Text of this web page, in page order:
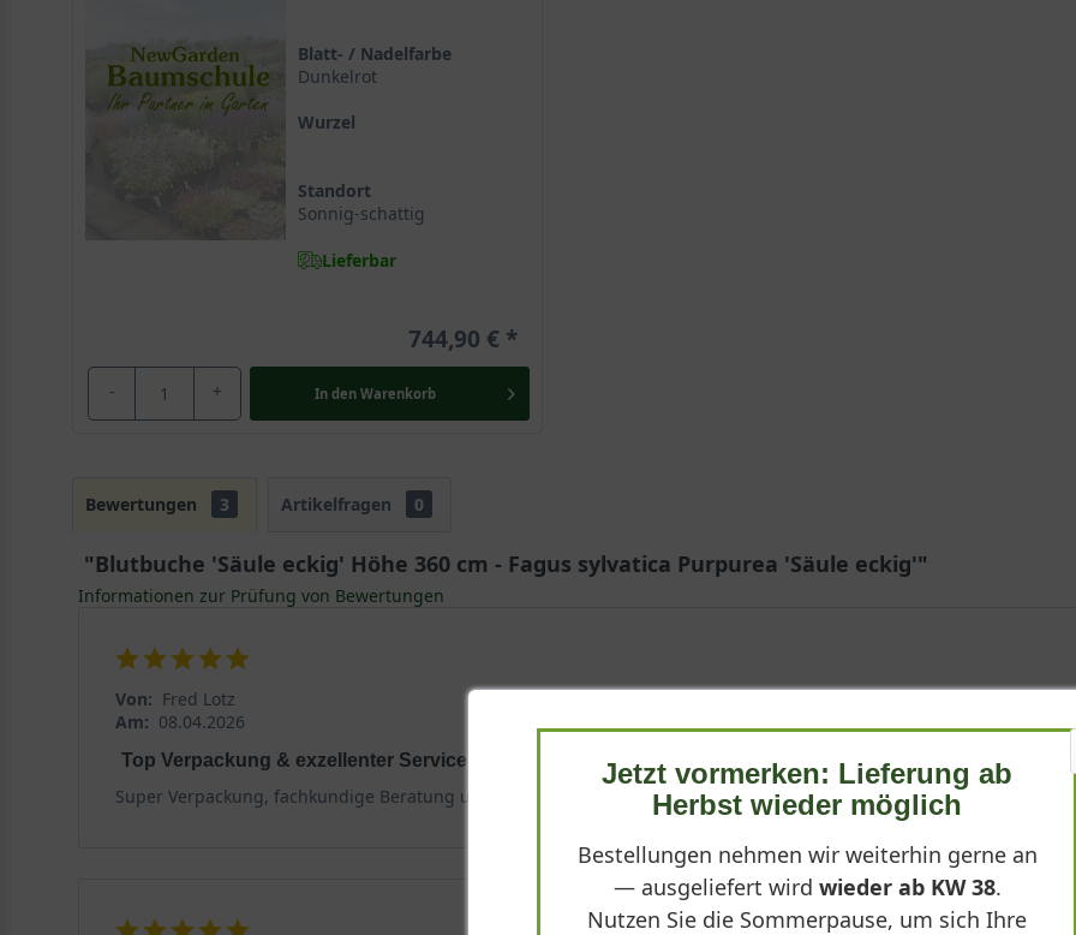
Blatt- / Nadelfarbe
Dunkelrot
Wurzel
Standort
Sonnig-schattig
Lieferbar
744,90 €
- + In den Warenkorb
Bewertungen 3 Artikelfragen 0
"Blutbuche 'Säule eckig' Höhe 360 cm - Fagus sylvatica Purpurea 'Säule eckig'"
Informationen zur Prüfung von Bewertungen
Von: Fred Lotz
Am: 08.04.2026
Top Verpackung & exzellenter Service
Super Verpackung, fachkundige Beratung und hervorragender Service — alles top!
Jetzt vormerken: Lieferung ab
Herbst wieder möglich
Bestellungen nehmen wir weiterhin gerne an
— ausgeliefert wird wieder ab KW 38.
Nutzen Sie die Sommerpause, um sich Ihre